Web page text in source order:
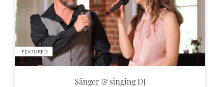
FEATURED
Sänger & singing DJ